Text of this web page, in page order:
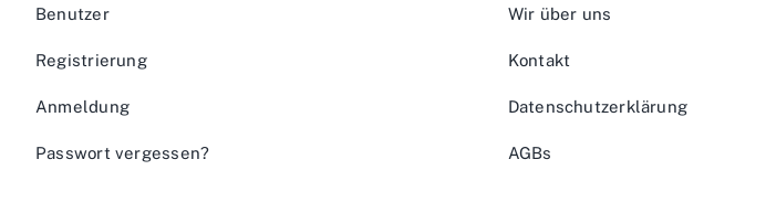
Benutzer
Registrierung
Anmeldung
Passwort vergessen?
Wir über uns
Kontakt
Datenschutzerklärung
AGBs